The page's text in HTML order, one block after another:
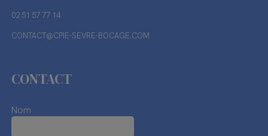
02 51 57 77 14
CONTACT@CPIE-SEVRE-BOCAGE.COM
CONTACT
Nom